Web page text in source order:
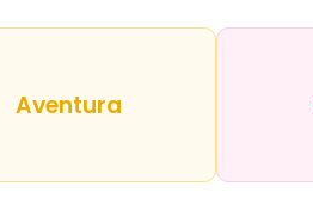
Aventura